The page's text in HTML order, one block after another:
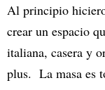
Al principio
crear un espacio
italiana, casera y
plus. La masa es